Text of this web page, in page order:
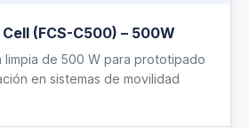
(FCS-C500) – 500W
limpia de 500 W para prototipado
en sistemas de movilidad